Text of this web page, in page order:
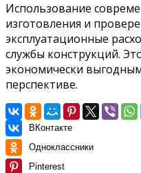
Использование
изготовления и
эксплуатационные
службы конструкций.
экономически
перспективе.
ВКонтакте
Одноклассники
Pinterest